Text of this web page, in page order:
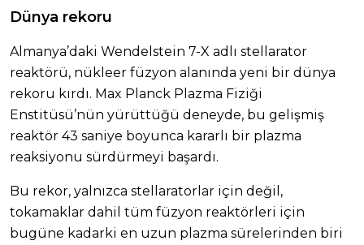
Dünya rekoru
Almanya’daki Wendelstein 7-X adlı stellarator
reaktörü, nükleer füzyon alanında yeni bir dünya
rekoru kırdı. Max Planck Plazma Fiziği
Enstitüsü’nün yürüttüğü deneyde, bu gelişmiş
reaktör 43 saniye boyunca kararlı bir plazma
reaksiyonu sürdürmeyi başardı.
Bu rekor, yalnızca stellaratorlar için değil,
tokamaklar dahil tüm füzyon reaktörleri için
bugüne kadarki en uzun plazma sürelerinden biri